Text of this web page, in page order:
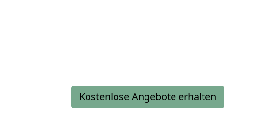
Kostenlose Angebote erhalten